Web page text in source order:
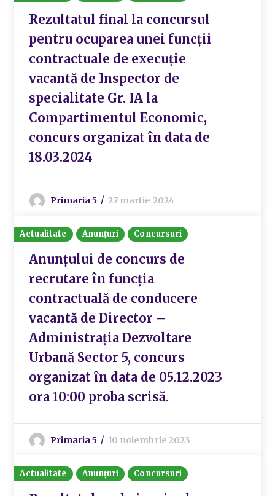
Rezultatul final la concursul
pentru ocuparea unei funcții
contractuale de execuție
vacantă de Inspector de
specialitate Gr. IA la
Compartimentul Economic,
concurs organizat în data de
18.03.2024
Primaria 5 27 martie 2024
Actualitate Anunțuri Concursuri
Anunțului de concurs de
recrutare în funcția
contractuală de conducere
vacantă de Director –
Administrația Dezvoltare
Urbană Sector 5, concurs
organizat în data de 05.12.2023
ora 10:00 proba scrisă.
Primaria 5 10 noiembrie 2023
Actualitate Anunțuri Concursuri